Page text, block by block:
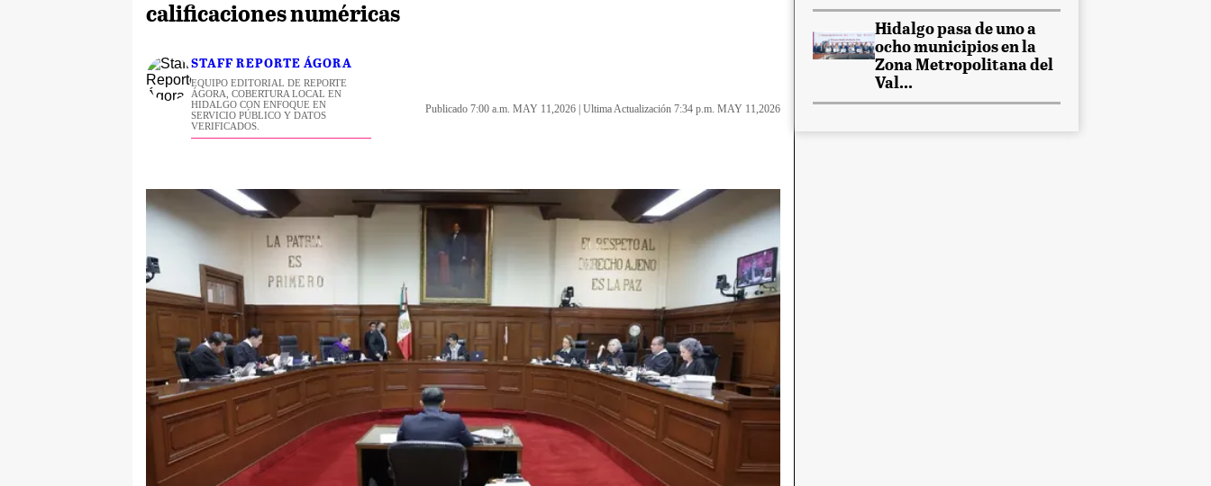
calificaciones numéricas
STAFF REPORTE ÁGORA
EQUIPO EDITORIAL DE REPORTE
ÁGORA, COBERTURA LOCAL EN
HIDALGO CON ENFOQUE EN
SERVICIO PÚBLICO Y DATOS
VERIFICADOS.
Publicado 7:00 a.m. MAY 11,2026 | Ultima Actualización 7:34 p.m. MAY 11,2026
Hidalgo pasa de uno a
ocho municipios en la
Zona Metropolitana del
Val...